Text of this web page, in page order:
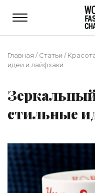
Главная /Статьи /
идеи и лайфхаки
стильные